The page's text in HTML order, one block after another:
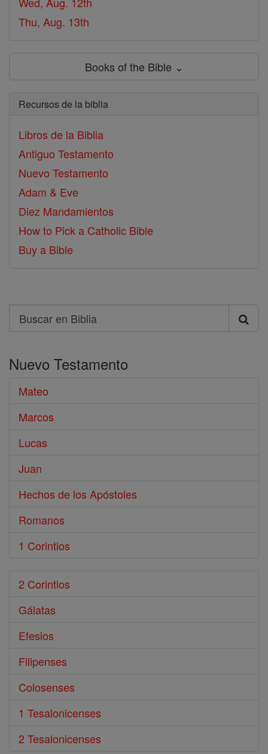
Thu, Aug. 13th
Books of the Bible ⌄
Recursos de la biblia
Libros de la Biblia
Antiguo Testamento
Nuevo Testamento
Adam & Eve
Diez Mandamientos
How to Pick a Catholic Bible
Buy a Bible
Search
Buscar
Biblia
Nuevo Testamento
Mateo
Marcos
Lucas
Juan
Hechos de los Apóstoles
Romanos
1 Corintios
2 Corintios
Gálatas
Efesios
Filipenses
Colosenses
1 Tesalonicenses
2 Tesalonicenses